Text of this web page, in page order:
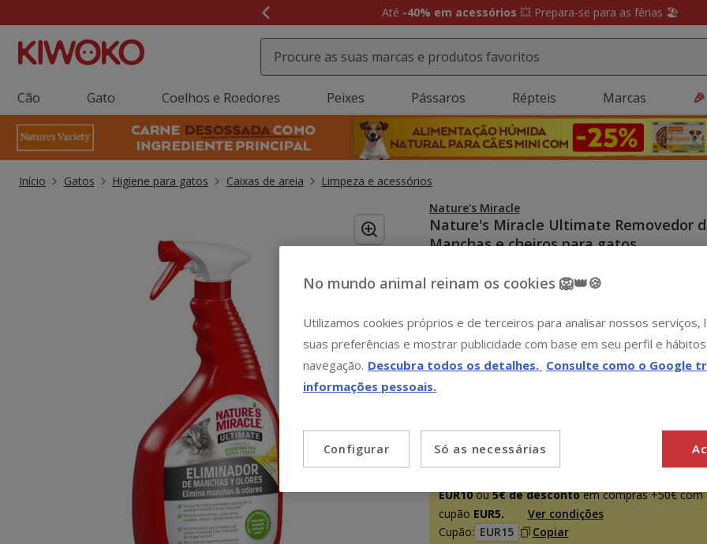
de
3,
mensagem,
Até -40% em acessórios 💥 Prepara-se para as férias 🏖️
Cão Gato Coelhos e Roedores Peixes Pássaros Répteis Marcas
Início Gatos Higiene para gatos Caixas de areia
Limpeza e acessórios
Nature's Miracle
Nature's Miracle Ultimate Removedor
Manchas e cheiros para gatos
946 ml
18.99€
+95€, inserindo e validando o cupão
10€
EUR10ou5€ de descontoem compras +50€ com
cupão EUR5.
Ver condições
Cupão: EUR15 Copiar
No mundo animal reinam os cookies 🦁👑🍪
Utilizamos cookies próprios e de terceiros para analisar nossos serviços,
suas preferências e mostrar publicidade com base em seu perfil e
navegação. Descubra todos os detalhes. Consulte como o Google
informações pessoais.
Só as necessárias
Configurar